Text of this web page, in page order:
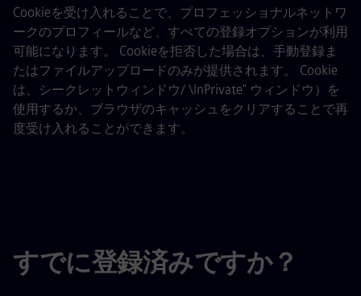
すでに登録済みですか？
Cookieを受け入れることで、プロフェッショナルネットワ
ークのプロフィールなど、すべての登録オプションが利用
可能になります。 Cookieを拒否した場合は、手動登録ま
たはファイルアップロードのみが提供されます。 Cookie
は、シークレットウィンドウ/ \InPrivate" ウィンドウ）を
使用するか、ブラウザのキャッシュをクリアすることで再
度受け入れることができます。